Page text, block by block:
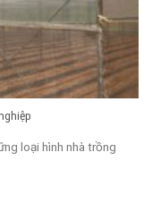
loại hình nhà trồng